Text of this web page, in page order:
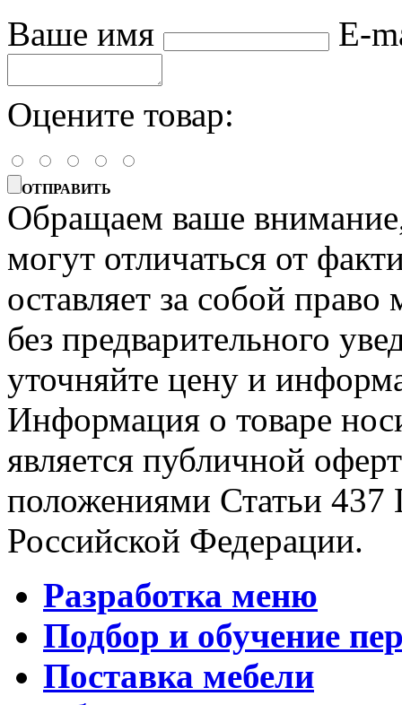
Ваше имя E-
Оцените товар:
ОТПРАВИТЬ
Обращаем ваше
могут отличаться от
оставляет за собой право
без предварительного
уточняйте цену и
Информация о товаре
является публичной
положениями Статьи 437
Российской Федерации.
Разработка меню
Подбор и обучение
Поставка мебели